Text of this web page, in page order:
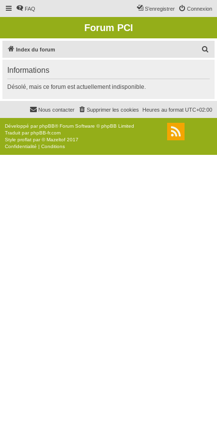
FAQ Connexion
S’enregistrer
Forum PCI
Index du forum
r
c
r
Informations
Désolé, mais ce forum est actuellement indisponible.
Heures au format UTC+02:00
Supprimer les cookies
Nous contacter
Développé parphpBB® Forum Software © phpBB Limited
Traduit parphpBB-fr.com
Style proflat par ©Mazeltof 2017
Confidentialité | Conditions